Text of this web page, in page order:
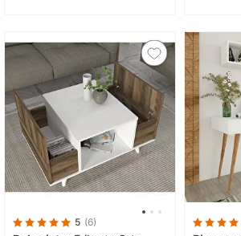
5 (6)